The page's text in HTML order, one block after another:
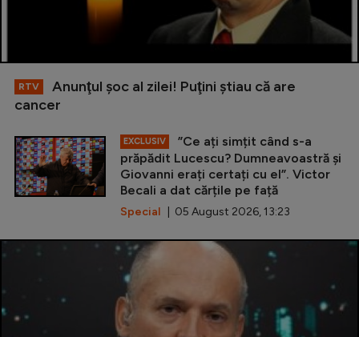
RTV
Anunţul şoc al zilei! Puţini ştiau că are
cancer
EXCLUSIV
”Ce ați simțit când s-a
prăpădit Lucescu? Dumneavoastră și
Giovanni erați certați cu el”. Victor
Becali a dat cărțile pe față
Special | 05 August 2026, 13:23